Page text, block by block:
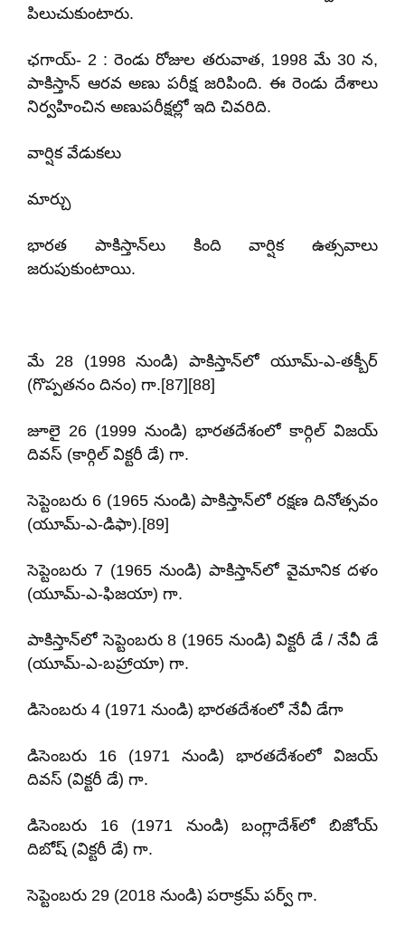
పిలుచుకుంటారు.
ఛగాయ్- 2 : రెండు రోజుల తరువాత, 1998 మే 30 న,
పాకిస్తాన్ ఆరవ అణు పరీక్ష జరిపింది. ఈ రెండు దేశాలు
నిర్వహించిన అణుపరీక్షల్లో ఇది చివరిది.
వార్షిక వేడుకలు
మార్చు
భారత పాకిస్తాన్‌లు కింది వార్షిక ఉత్సవాలు
జరుపుకుంటాయి.
మే 28 (1998 నుండి) పాకిస్తాన్‌లో యూమ్-ఎ-తక్బీర్
(గొప్పతనం దినం) గా.[87][88]
జూలై 26 (1999 నుండి) భారతదేశంలో కార్గిల్ విజయ్
దివస్ (కార్గిల్ విక్టరీ డే) గా.
సెప్టెంబరు 6 (1965 నుండి) పాకిస్తాన్‌లో రక్షణ దినోత్సవం
(యూమ్-ఎ-డిఫా).[89]
సెప్టెంబరు 7 (1965 నుండి) పాకిస్తాన్‌లో వైమానిక దళం
(యూమ్-ఎ-ఫిజయా) గా.
పాకిస్తాన్‌లో సెప్టెంబరు 8 (1965 నుండి) విక్టరీ డే / నేవీ డే
(యూమ్-ఎ-బహ్రాయా) గా.
డిసెంబరు 4 (1971 నుండి) భారతదేశంలో నేవీ డేగా
డిసెంబరు 16 (1971 నుండి) భారతదేశంలో విజయ్
దివస్ (విక్టరీ డే) గా.
డిసెంబరు 16 (1971 నుండి) బంగ్లాదేశ్‌లో బిజోయ్
దిబోష్ (విక్టరీ డే) గా.
సెప్టెంబరు 29 (2018 నుండి) పరాక్రమ్ పర్వ్ గా.